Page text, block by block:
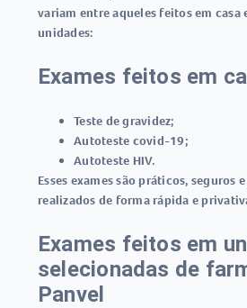
variam entre aqueles feitos em casa
unidades:
Exames feitos em
Teste de gravidez;
Autoteste covid-19;
Autoteste HIV.
Esses exames são práticos, seguros
realizados de forma rápida e
Exames feitos em
selecionadas de
Panvel